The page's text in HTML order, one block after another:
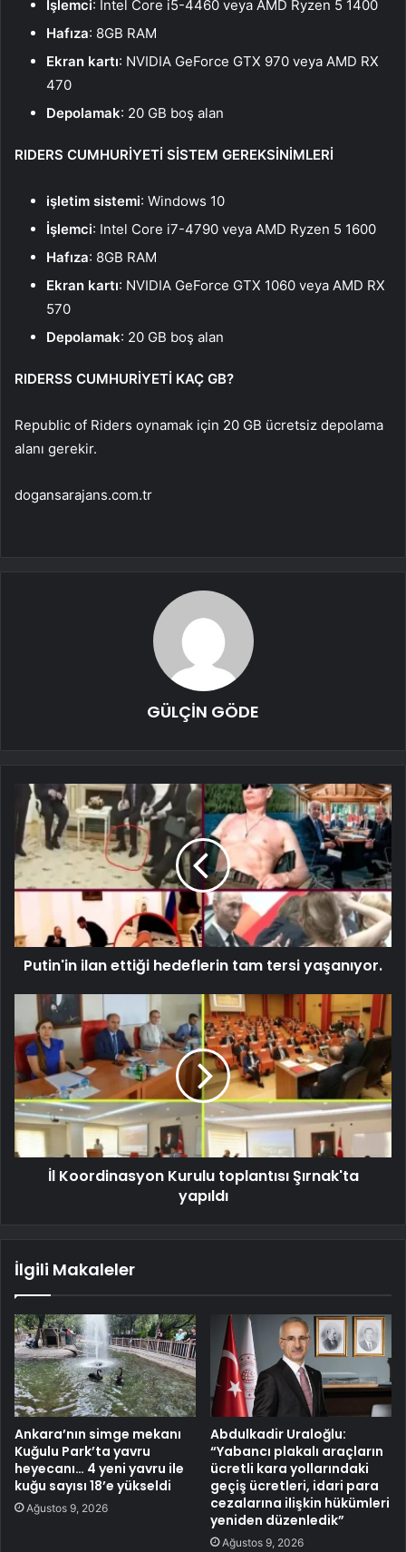
İşlemci: Intel Core i5-4460 veya AMD Ryzen 5 1400
Hafıza: 8GB RAM
Ekran kartı: NVIDIA GeForce GTX 970 veya AMD RX
470
Depolamak: 20 GB boş alan
RIDERS CUMHURİYETİ SİSTEM GEREKSİNİMLERİ
işletim sistemi: Windows 10
İşlemci: Intel Core i7-4790 veya AMD Ryzen 5 1600
Hafıza: 8GB RAM
Ekran kartı: NVIDIA GeForce GTX 1060 veya AMD RX
570
Depolamak: 20 GB boş alan
RIDERSS CUMHURİYETİ KAÇ GB?
Republic of Riders oynamak için 20 GB ücretsiz depolama
alanı gerekir.
dogansarajans.com.tr
GÜLÇİN GÖDE
Putin'in ilan ettiği hedeflerin tam tersi yaşanıyor.
İl Koordinasyon Kurulu toplantısı Şırnak'ta
yapıldı
İlgili Makaleler
Ankara’nın simge mekanı
Kuğulu Park’ta yavru
heyecanı… 4 yeni yavru ile
kuğu sayısı 18’e yükseldi
Ağustos 9, 2026
Abdulkadir Uraloğlu:
“Yabancı plakalı araçların
ücretli kara yollarındaki
geçiş ücretleri, idari para
cezalarına ilişkin hükümleri
yeniden düzenledik”
Ağustos 9, 2026